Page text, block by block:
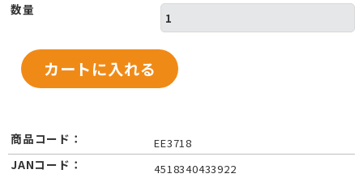
数量
商品コード： EE3718
JANコード： 4518340433922